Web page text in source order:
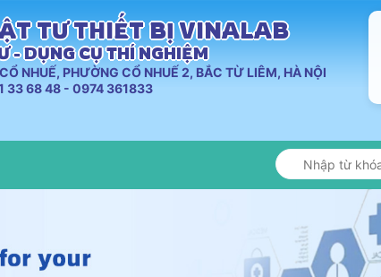
TƯ THIẾT BỊ VINALAB
- DỤNG CỤ THÍ NGHIỆM
NHUẾ, PHƯỜNG CỔ NHUẾ 2, BẮC TỪ LIÊM, HÀ NỘI
33 68 48 - 0974 361833